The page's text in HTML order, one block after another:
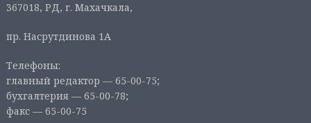
367018, РД, г. Махачкала,
пр. Насрутдинова 1А
Телефоны:
главный редактор — 65-00-75;
бухгалтерия — 65-00-78;
факс — 65-00-75